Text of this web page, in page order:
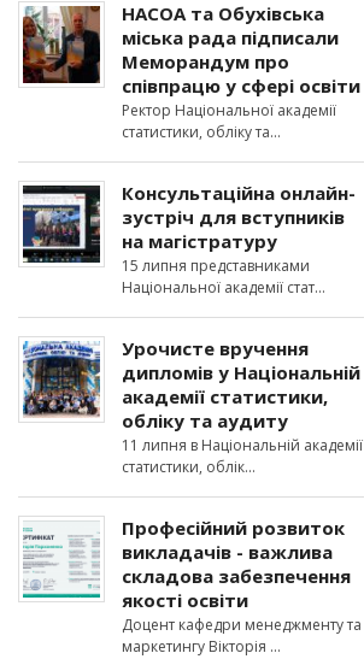
НАСОА та Обухівська
міська рада підписали
Меморандум про
співпрацю у сфері освіти
Ректор Національної академії
статистики, обліку та
Консультаційна онлайн-
зустріч для вступників
на магістратуру
15 липня представниками
Національної академії стат
Урочисте вручення
дипломів у Національній
академії статистики,
обліку та аудиту
11 липня в Національній академії
статистики, облік
Професійний розвиток
викладачів - важлива
складова забезпечення
якості освіти
Доцент кафедри менеджменту та
маркетингу Вікторія